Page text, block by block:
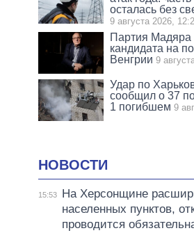
осталась без
9 августа 2026,
Партия Мадяра
кандидата на
Венгрии 9
Удар по
сообщил о 37
1 погибшем 9
НОВОСТИ
15:53
На Херсонщине
населенных пунктов,
проводится